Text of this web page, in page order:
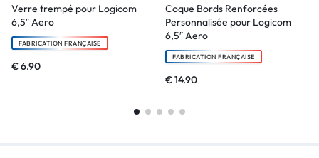
Verre trempé pour Logicom
6,5″ Aero
FABRICATION FRANÇAISE
€6.90
Coque Bords Renforcées
Personnalisée pour Logicom
6,5″ Aero
FABRICATION FRANÇAISE
€14.90